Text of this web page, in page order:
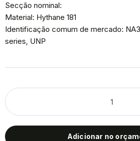
Secção nominal:
Material: Hythane 181
Identificação comum de mercado:
series, UNP
Adicionar no